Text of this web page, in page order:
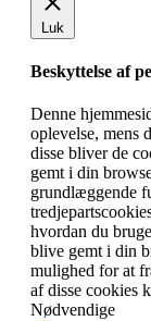
Luk
Beskyttelse af
Denne
oplevelse, mens
disse bliver de
gemt i din
grundlæggende
hvordan du
blive gemt i din
mulighed for at
af disse cookies
Nødvendige